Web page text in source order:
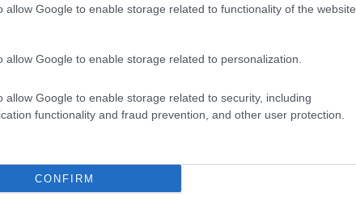
allow Google to enable storage related to functionality of the website
allow Google to enable storage related to personalization.
allow Google to enable storage related to security, including
functionality and fraud prevention, and other user protection.
CONFIRM
Invia un Comunicato Stampa|Pubblicità|Segnala